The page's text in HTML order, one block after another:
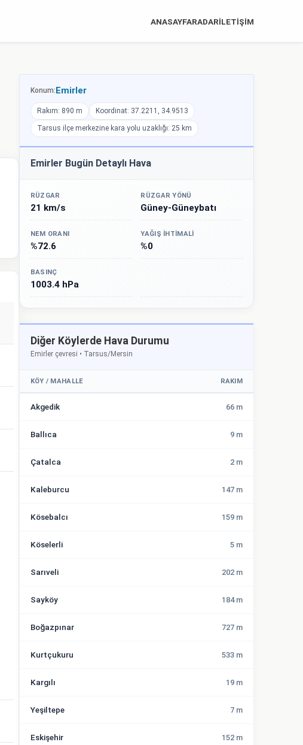
ANASAYFARADARİLETİŞİM
Konum:Emirler
Rakım: 890 m Koordinat: 37.2211, 34.9513
Tarsus ilçe merkezine kara yolu uzaklığı: 25 km
Emirler Bugün Detaylı Hava
RÜZGAR
21 km/s
RÜZGAR YÖNÜ
Güney-Güneybatı
NEM ORANI
%72.6
YAĞIŞ İHTIMALI
%0
BASINÇ
1003.4 hPa
Diğer Köylerde Hava Durumu
Emirler çevresi • Tarsus/Mersin
KÖY / MAHALLE RAKIM
Akgedik 66 m
Ballıca 9 m
Çatalca 2 m
Kaleburcu 147 m
Kösebalcı 159 m
Köselerli 5 m
Sarıveli 202 m
Sayköy 184 m
Boğazpınar 727 m
Kurtçukuru 533 m
Kargılı 19 m
Yeşiltepe 7 m
Eskişehir 152 m